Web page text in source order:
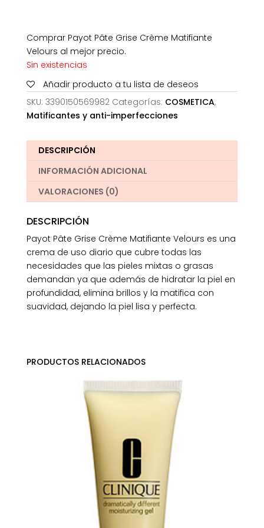
Comprar Payot Pâte Grise Crème Matifiante
Velours al mejor precio.
Sin existencias
Añadir producto a tu lista de deseos
SKU: 3390150569982 Categorías: COSMETICA,
Matificantes y anti-imperfecciones
DESCRIPCIÓN
INFORMACIÓN ADICIONAL
VALORACIONES (0)
DESCRIPCIÓN
Payot Pâte Grise Crème Matifiante Velours es una
crema de uso diario que cubre todas las
necesidades que las pieles mixtas o grasas
demandan ya que además de hidratar la piel en
profundidad, elimina brillos y la matifica con
suavidad, dejando la piel lisa y perfecta.
PRODUCTOS RELACIONADOS